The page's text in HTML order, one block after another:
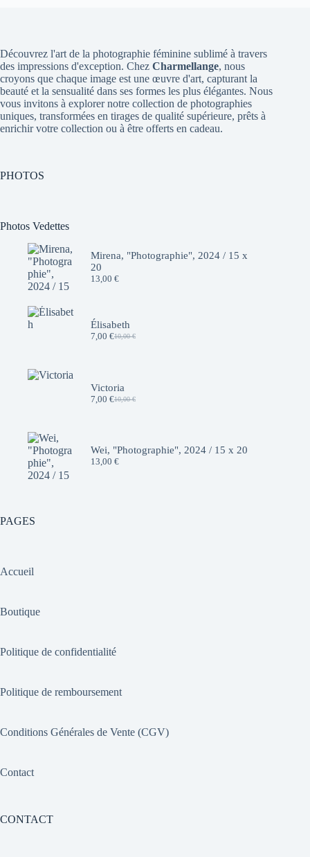
Découvrez l'art de la photographie féminine sublimé à travers
des impressions d'exception. Chez Charmellange, nous
croyons que chaque image est une œuvre d'art, capturant la
beauté et la sensualité dans ses formes les plus élégantes. Nous
vous invitons à explorer notre collection de photographies
uniques, transformées en tirages de qualité supérieure, prêts à
enrichir votre collection ou à être offerts en cadeau.
PHOTOS
Photos Vedettes
Mirena, "Photographie", 2024 / 15 x
20
13,00 €
Élisabeth
10,00€
Le
10,00 €.
7,00 €Le
7,00 €.
Victoria
10,00€
Le
10,00 €.
7,00 €Le
7,00 €.
Wei, "Photographie", 2024 / 15 x 20
13,00 €
PAGES
Accueil
Boutique
Politique de confidentialité
Politique de remboursement
Conditions Générales de Vente (CGV)
Contact
CONTACT